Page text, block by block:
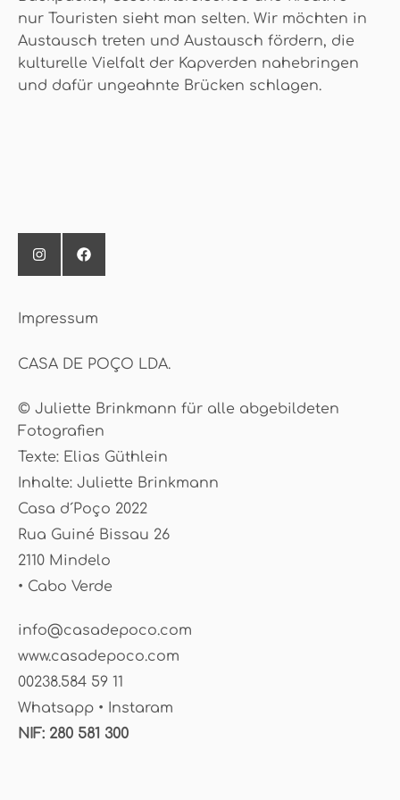
nur Touristen sieht man selten. Wir möchten in
Austausch treten und Austausch fördern, die
kulturelle Vielfalt der Kapverden nahebringen
und dafür ungeahnte Brücken schlagen.
Impressum
CASA DE POÇO LDA.
© Juliette Brinkmann für alle abgebildeten
Fotografien
Texte: Elias Güthlein
Inhalte: Juliette Brinkmann
Casa d´Poço 2022
Rua Guiné Bissau 26
2110 Mindelo
• Cabo Verde
info@casadepoco.com
www.casadepoco.com
00238.584 59 11
Whatsapp • Instaram
NIF: 280 581 300